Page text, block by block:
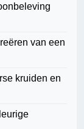
van een
kruiden en